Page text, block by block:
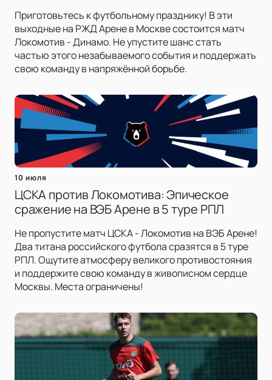
Приготовьтесь к футбольному празднику! В эти
выходные на РЖД Арене в Москве состоится матч
Локомотив - Динамо. Не упустите шанс стать
частью этого незабываемого события и поддержать
свою команду в напряжённой борьбе.
10 июля
ЦСКА против Локомотива: Эпическое
сражение на ВЭБ Арене в 5 туре РПЛ
Не пропустите матч ЦСКА - Локомотив на ВЭБ Арене!
Два титана российского футбола сразятся в 5 туре
РПЛ. Ощутите атмосферу великого противостояния
и поддержите свою команду в живописном сердце
Москвы. Места ограничены!